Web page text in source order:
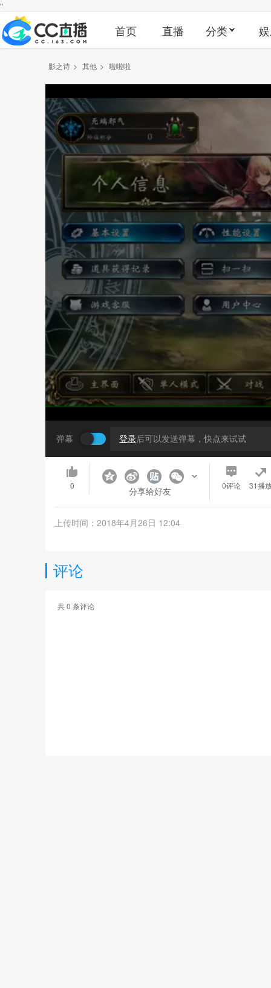
"
首页 直播 分类
影之诗 > 其他 > 啦啦啦
弹幕 登录后可以发送弹幕，快点来试试
0 分享给好友 0评论 31播
上传时间：2018年4月26日 12:04
评论
共0 条评论